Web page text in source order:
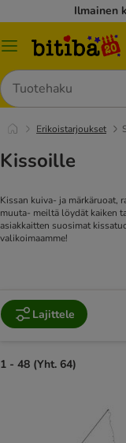
Ilmainen
Katalogivalikko
Hae
Erikoistarjoukset
Kissoille
Kissan kuiva- ja märkäruoat,
muuta- meiltä löydät kaiken
asiakkaitten suosimat
valikoimaamme!
Lajittele
1 - 48 (Yht. 64)